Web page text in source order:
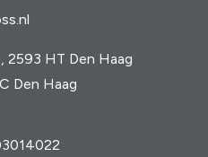
2593 HT Den Haag
Den Haag